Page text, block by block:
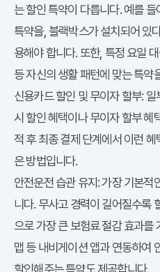
는 할인 특약이 다릅니다. 예를
특약을, 블랙박스가 설치되어 있
용해야 합니다. 또한, 특정 요일
등 자신의 생활 패턴에 맞는 특약
신용카드 할인 및 무이자 할부: 일
시 할인 혜택이나 무이자 할부 혜
적 후 최종 결제 단계에서 이런
은 방법입니다.
안전운전 습관 유지:가장 기본적
니다. 무사고 경력이 길어질수록
으로 가장 큰 보험료 절감 효과를
맵 등 내비게이션 앱과 연동하여
할인해주는 특약도 제공합니다.